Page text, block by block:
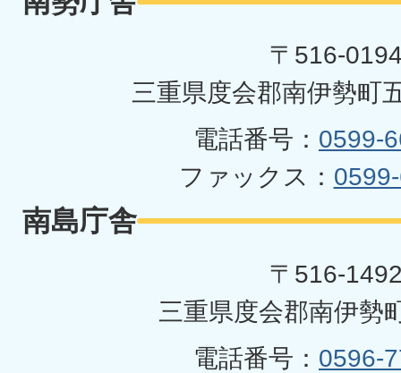
〒516-
三重県度会郡南伊勢町
電話番号： 0599-
ファックス：
南島庁舎
〒516-
三重県度会郡南伊勢
電話番号： 0596-